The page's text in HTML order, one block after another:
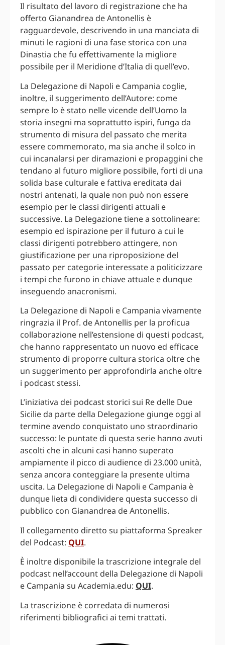
Il risultato del lavoro di registrazione che ha
offerto Gianandrea de Antonellis è
ragguardevole, descrivendo in una manciata di
minuti le ragioni di una fase storica con una
Dinastia che fu effettivamente la migliore
possibile per il Meridione d’Italia di quell’evo.
La Delegazione di Napoli e Campania coglie,
inoltre, il suggerimento dell’Autore: come
sempre lo è stato nelle vicende dell’Uomo la
storia insegni ma soprattutto ispiri, funga da
strumento di misura del passato che merita
essere commemorato, ma sia anche il solco in
cui incanalarsi per diramazioni e propaggini che
tendano al futuro migliore possibile, forti di una
solida base culturale e fattiva ereditata dai
nostri antenati, la quale non può non essere
esempio per le classi dirigenti attuali e
successive. La Delegazione tiene a sottolineare:
esempio ed ispirazione per il futuro a cui le
classi dirigenti potrebbero attingere, non
giustificazione per una riproposizione del
passato per categorie interessate a politicizzare
i tempi che furono in chiave attuale e dunque
inseguendo anacronismi.
La Delegazione di Napoli e Campania vivamente
ringrazia il Prof. de Antonellis per la proficua
collaborazione nell’estensione di questi podcast,
che hanno rappresentato un nuovo ed efficace
strumento di proporre cultura storica oltre che
un suggerimento per approfondirla anche oltre
i podcast stessi.
L’iniziativa dei podcast storici sui Re delle Due
Sicilie da parte della Delegazione giunge oggi al
termine avendo conquistato uno straordinario
successo: le puntate di questa serie hanno avuti
ascolti che in alcuni casi hanno superato
ampiamente il picco di audience di 23.000 unità,
senza ancora conteggiare la presente ultima
uscita. La Delegazione di Napoli e Campania è
dunque lieta di condividere questa successo di
pubblico con Gianandrea de Antonellis.
Il collegamento diretto su piattaforma Spreaker
del Podcast: QUI.
È inoltre disponibile la trascrizione integrale del
podcast nell’account della Delegazione di Napoli
e Campania su Academia.edu: QUI.
La trascrizione è corredata di numerosi
riferimenti bibliografici ai temi trattati.